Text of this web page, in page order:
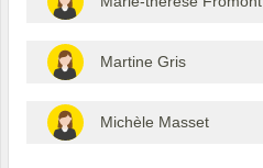
Martine Gris
Michèle Masset